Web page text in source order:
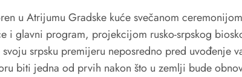
u Atrijumu Gradske kuće svečanom
i glavni program, projekcijom rusko-srpskog
srpsku premijeru neposredno pred uvođenje
biti jedna od prvih nakon što u zemlji bude